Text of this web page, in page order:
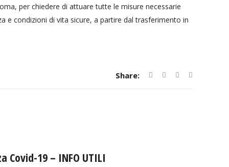
per chiedere di attuare tutte le misure necessarie
e condizioni di vita sicure, a partire dal trasferimento in
Share:
19 – INFO UTILI